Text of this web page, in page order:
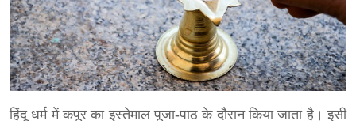
हिंदू धर्म में कपूर का इस्तेमाल पूजा-पाठ के दौरान किया जाता है। इसी